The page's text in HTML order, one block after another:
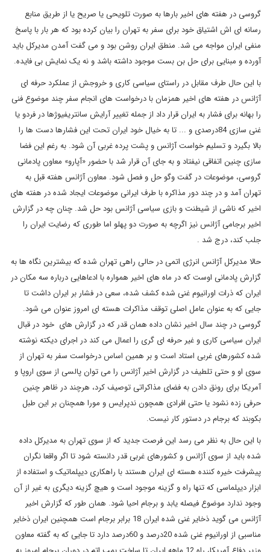
گروسی در هفته های اخیر بارها به صورت تلویحی یا صریح یا از طریق منابع
رسانه ای اش اشتیاق خود برای سفر به تهران را بیان کرده بود که هر بار با پاسخ
منفی ایران مواجه می شد. منطق ایران روشن بود و می گفت آمدن مدیرکل باید
آورده و مبنایی برای حل بن بست موجود داشته باشد و نه یک نمایش بی فایده.
با این حال طرف مقابل در راستای سیاسی کاری و خروجش از عملکرد حرفه ای
آژانس در هفته های اخیر همزمان با درخواست های انجام سفر چند موضوع فنی
را بهانه برای فشار به ایران قرار داد از جمله تغییر آرایش سانتریفیوژها در فردو یا
غنی سازی 84درصدی و ... تا به خیال خود ایران تحت این فشارها دست ها را
بالا بگیرد و تسلیم خواست آژانس و پشت پرده غربی آن شود. به رغم این فضا
سازی چنین اتفاقی نیفتاد و به جای آن قرار شد با حضور «آپارو» معاون پادمانی
گروسی، موضوعات در گفت وگو حل و فصل شود. معاون آژانس هفته قبل به
تهران آمد و در چند دور مذاکره با طرف ایرانی موضوعات ایجاد شده در هفته های
اخیر که ناشی از شیطنت و بازی سیاسی آژانس بود حل شد. چنان چه در گزارش
اخیر برجامی آژانس نیز اگرچه به صورت دو پهلو اما طوری که رضایت ایران را
جلب کند، درج شد .
حالا مدیرکل آژانس انرژی اتمی در حالی راهی تهران شده که بیشترین نگاه ها به
گزارش پادمانی اوست که در ماه های اخیر همواره با ادعاهایی درباره سه مکان در
ایران که ذرات اورانیوم غنی شده کشف شده، سعی در فشار بر ایران داشت تا
جایی که به عنوان عامل اصلی توقف مذاکرات هسته ای امروز عنوان می شود.
گروسی در چند سال اخیر نشان داده همان قدر که در گزارش های خود در قبال
ایران سیاسی کاری و غیر حرفه ای گری را اعمال می کند در اجرای دیکته نوشته
شده کشورهای غربی استاد است و بر همین اساس درخواست سفر به تهران از
سوی او و حتی تلطیف در گزارش اخیر آژانس را می توان پالسی از سوی اروپا و
آمریکا برای رونق دادن به فضای مذاکراتی توصیف کرد، هرچند در ظاهر چنین
حرفی زده نشود یا حتی افرادی همچون ندپرایس و مورا همچنان بر این طبل
بکوبند که برجام در دستور کار نیست.
با این حال به نظر می رسد این فرصت جدید که از سوی تهران به مدیرکل داده
شده باید از سوی آژانس و کشورهای غربی قدر دانسته شود تا اگر واقعا نگران
پیشرفت خیره کننده هسته ای ایران هستند با راهکاری دیپلماتیک و استفاده از
ابزار دیپلماسی که تنها راه و گزینه موجود است و هیچ گزینه دیگری به غیر از آن
وجود ندارد موضوع فیصله یابد و برجام احیا شود. همان طور که گزارش اخیر
آژانس می گوید ذخایر غنی شده ایران 18 برابر برجام است همچنین ایران ذخایر
مناسبی از اورانیوم غنی شده 20درصد و 60درصد دارد تا جایی که به گفته معاون